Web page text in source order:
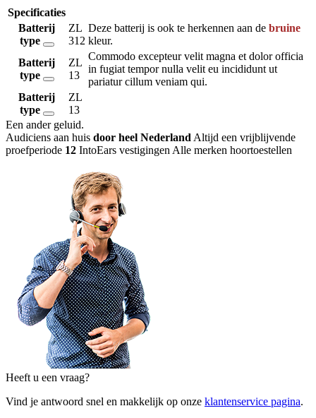
Specificaties
Batterij
type
ZL
312
Deze batterij is ook te herkennen aan de bruine
kleur.
Batterij
type
ZL
13
Commodo excepteur velit magna et dolor officia
in fugiat tempor nulla velit eu incididunt ut
pariatur cillum veniam qui.
Batterij
type
ZL
13
Een ander geluid.
Audiciens aan huis door heel Nederland Altijd een vrijblijvende
proefperiode 12 IntoEars vestigingen Alle merken hoortoestellen
Heeft u een vraag?
Vind je antwoord snel en makkelijk op onze klantenservice pagina.